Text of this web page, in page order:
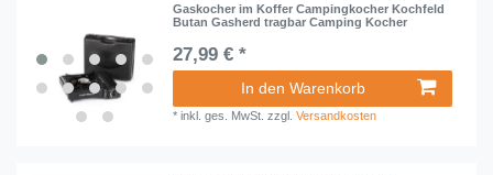
Gaskocher im Koffer Campingkocher Kochfeld
Butan Gasherd tragbar Camping Kocher
27,99 € *
In den Warenkorb
*inkl. ges. MwSt. zzgl.Versandkosten